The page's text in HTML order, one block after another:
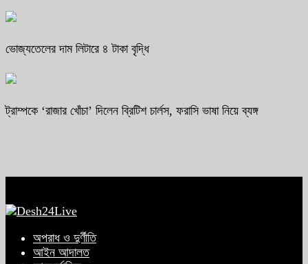
ভোজ্যতেলের দাম লিটারে ৪ টাকা বৃদ্ধি
ট্রাম্পকে ‘রাজার খোঁচা’ দিলেন ব্রিটিশ চার্লস, ফরাসি ভাষা নিয়ে ব্যঙ্গ
অপরাধ ও দুর্ণীতি
আইন আদালত